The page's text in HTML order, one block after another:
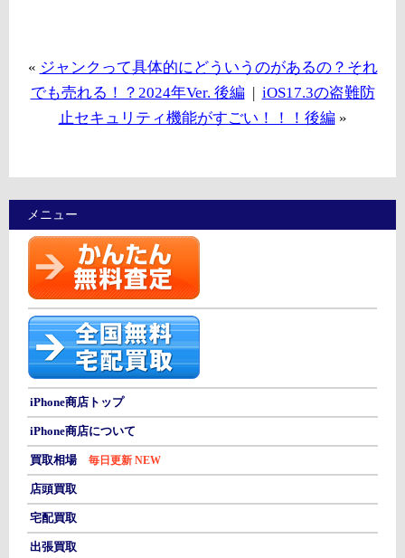
« ジャンクって具体的にどういうのがあるの？それ
でも売れる！？2024年Ver. 後編 | iOS17.3の盗難防
止セキュリティ機能がすごい！！！後編 »
メニュー
iPhone商店トップ
iPhone商店について
買取相場 毎日更新 NEW
店頭買取
宅配買取
出張買取